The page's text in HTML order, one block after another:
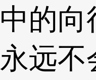
中的向
永远不